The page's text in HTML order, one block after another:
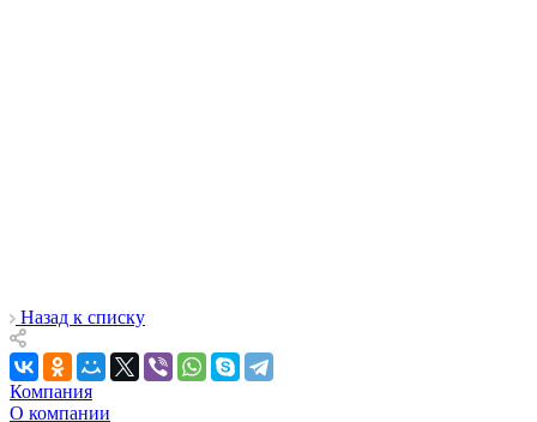
Назад к списку
Компания
О компании